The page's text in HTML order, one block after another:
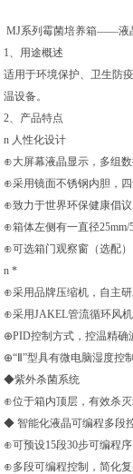
MJ系列霉菌培养箱——液
1、用途概述
适用于环境保护、卫生防
温设备。
2、产品特点
n 人性化设计
⊕大屏幕液晶显示，多组
⊕采用镜面不锈钢内胆，
⊕致力于世界环保健康倡议
⊕箱体左侧有一直径
⊕可选箱门观察窗（选配）
n *
⊕采用品牌压缩机，自主
⊕采用JAKEL管流循环风
⊕PID控制方式，控温精确
⊕“Ⅱ”型具有微电脑湿度控
◆紫外杀菌系统
⊕位于箱内顶层，有效杀
◆ 智能化液晶可编程多段
⊕可预设15段30步可编程
⊕多段可编程控制，简化